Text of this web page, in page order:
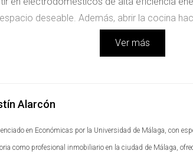
deseable. Además, abrir la cocina
agradable durante todo el año, sino
por sus facturas mensuales.
rápidamente.
Ver más
Alarcón
en Económicas por la Universidad de Málaga, con
como profesional inmobiliario en la ciudad de Málaga,